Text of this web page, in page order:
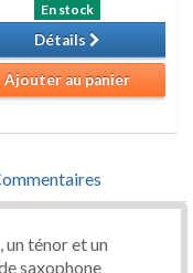
En stock
Détails
Ajouter au panier
ténor et un
saxophone